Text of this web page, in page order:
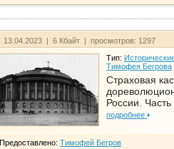
13.04.2023 | 6 Кбайт | просмотров: 1297
Тип:
Тимофея Бегрова
Страховая
России. Часть
подробнее
Предоставлено: Тимофей Бегров